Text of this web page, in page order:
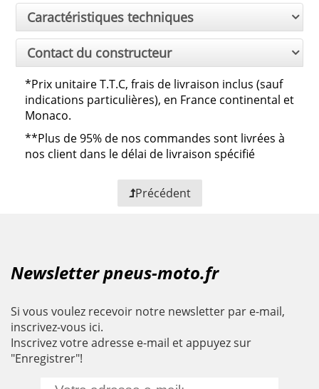
Caractéristiques techniques
Contact du constructeur
*Prix unitaire T.T.C, frais de livraison inclus (sauf
indications particulières), en France continental et
Monaco.
**Plus de 95% de nos commandes sont livrées à
nos client dans le délai de livraison spécifié
Précédent
Newsletter pneus-moto.fr
Si vous voulez recevoir notre newsletter par e-mail,
inscrivez-vous ici.
Inscrivez votre adresse e-mail et appuyez sur
"Enregistrer"!